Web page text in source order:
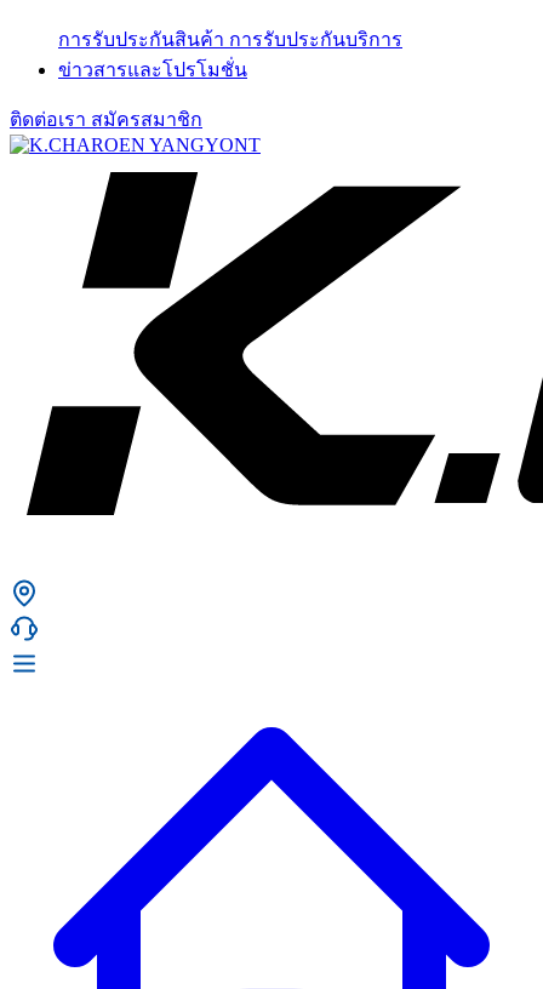
การรับประกันสินค้า การรับประกันบริการ
ข่าวสารและโปรโมชั่น
ติดต่อเรา สมัครสมาชิก
การรับประกันสินค้า
ข่าวสารและโปรโมชั่น
ติดต่อเรา
02 393 3356
ก. เจริญยางยนต์ (บริษัท มิ้งค์ แอนด์ ซีน จำกัด) 2275 ถ.สุขุมวิท
(ระหว่างซอยสุขุมวิท 89/1 - 91) แขวงบางจาก เขตพระโขนง
กรุงเทพมหานคร 10260
ก. เจริญค็อกพิท